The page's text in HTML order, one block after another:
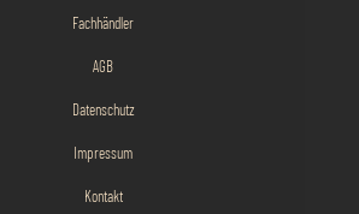
Fachhändler
AGB
Datenschutz
Impressum
Kontakt